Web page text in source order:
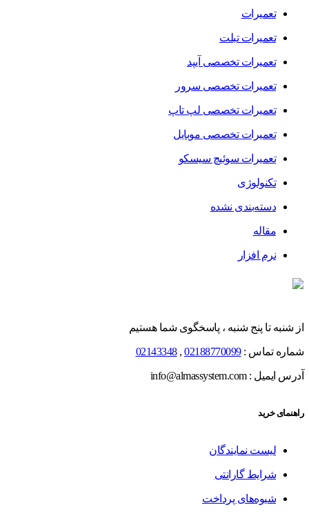
تعمیرات
تعمیرات تبلت
تعمیرات تخصصی آیپد
تعمیرات تخصصی سرور
تعمیرات تخصصی لپ تاپ
تعمیرات تخصصی موبایل
تعمیرات سوئیچ سیسکو
تکنولوژی
دسته‌بندی نشده
مقاله
نرم افزار
از شنبه تا پنج شنبه ، پاسخگوی شما هستیم
شماره تماس :02188770099
,
02143348
آدرس ایمیل : info@almassystem.com
راهنمای خرید
لیست نمایندگان
شرایط گارانتی
شیوه‌های پرداخت